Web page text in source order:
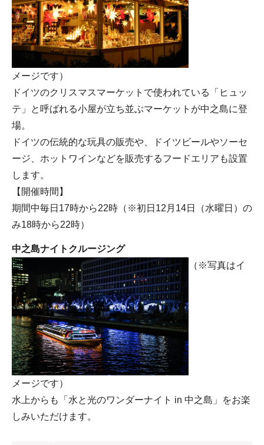
メージです）
ドイツのクリスマスマーケットで使われている「ヒュッ
テ」と呼ばれる小屋が立ち並ぶマーケットが中之島に登
場。
ドイツの伝統的な玩具の販売や、ドイツビールやソーセ
ージ、ホットワインなどを販売するフードエリアも設置
します。
【開催時間】
期間中毎日17時から22時（※初日12月14日（水曜日）の
み18時から22時）
中之島ナイトクルージング
（※写真はイ
メージです）
水上からも「水と光のワンダーナイト in 中之島」をお楽
しみいただけます。